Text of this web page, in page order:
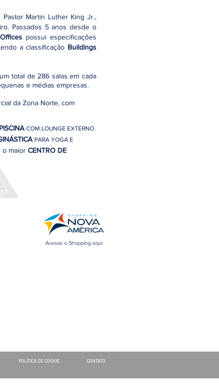
Martin Luther King Jr.,
Passados 5 anos desde o
possui especificações
a classificação Buildings
total de 286 salas em cada
e médias empresas.
da Zona Norte, com
PISCINA COM LOUNGE EXTERNO
PARA YOGA E
maior CENTRO DE
Acesse o Shopping aqui
POLÍTICA DE COOKIE CONTATO